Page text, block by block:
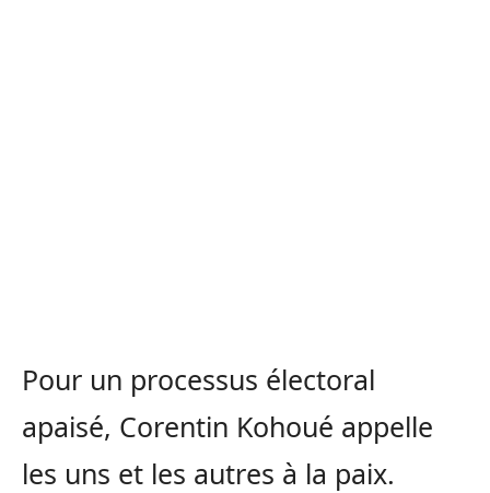
Pour un processus électoral
apaisé, Corentin Kohoué appelle
les uns et les autres à la paix.